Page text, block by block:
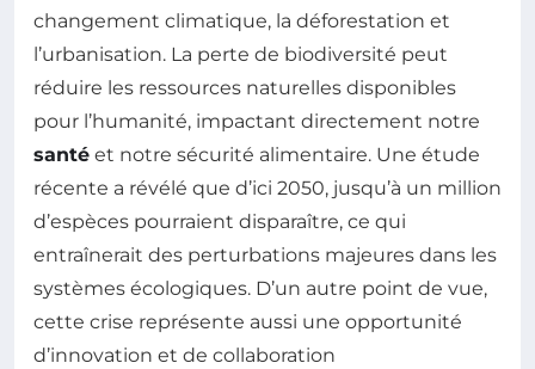
changement climatique, la déforestation et
l’urbanisation. La perte de biodiversité peut
réduire les ressources naturelles disponibles
pour l’humanité, impactant directement notre
santé et notre sécurité alimentaire. Une étude
récente a révélé que d’ici 2050, jusqu’à un million
d’espèces pourraient disparaître, ce qui
entraînerait des perturbations majeures dans les
systèmes écologiques. D’un autre point de vue,
cette crise représente aussi une opportunité
d’innovation et de collaboration